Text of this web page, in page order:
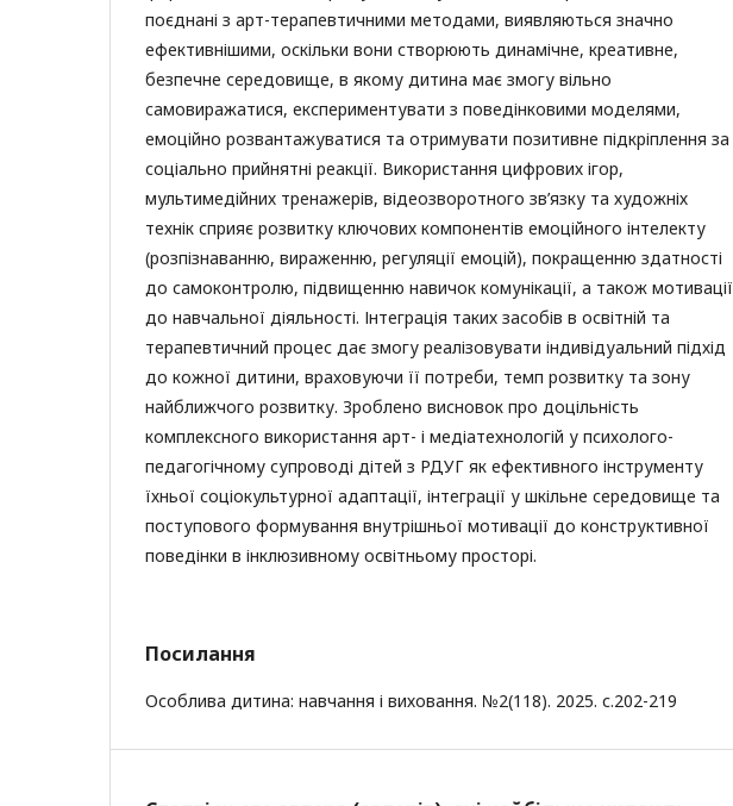
поєднані з арт-терапевтичними методами, виявляються значно
ефективнішими, оскільки вони створюють динамічне, креативне,
безпечне середовище, в якому дитина має змогу вільно
самовиражатися, експериментувати з поведінковими моделями,
емоційно розвантажуватися та отримувати позитивне підкріплення за
соціально прийнятні реакції. Використання цифрових ігор,
мультимедійних тренажерів, відеозворотного зв’язку та художніх
технік сприяє розвитку ключових компонентів емоційного інтелекту
(розпізнаванню, вираженню, регуляції емоцій), покращенню здатності
до самоконтролю, підвищенню навичок комунікації, а також мотивації
до навчальної діяльності. Інтеграція таких засобів в освітній та
терапевтичний процес дає змогу реалізовувати індивідуальний підхід
до кожної дитини, враховуючи її потреби, темп розвитку та зону
найближчого розвитку. Зроблено висновок про доцільність
комплексного використання арт- і медіатехнологій у психолого-
педагогічному супроводі дітей з РДУГ як ефективного інструменту
їхньої соціокультурної адаптації, інтеграції у шкільне середовище та
поступового формування внутрішньої мотивації до конструктивної
поведінки в інклюзивному освітньому просторі.
Посилання
Особлива дитина: навчання і виховання. №2(118). 2025. с.202-219